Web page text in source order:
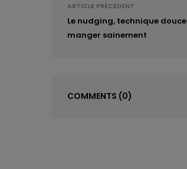
ARTICLE PRÉCÉDENT
Le nudging, technique
manger sainement
COMMENTS (0)